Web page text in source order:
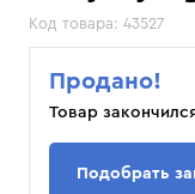
Код товара: 43527
Продано!
Товар
Подобрать